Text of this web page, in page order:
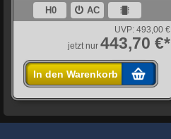
H0 AC
UVP: 493,00 €
jetzt nur 443,70 €*
In den Warenkorb